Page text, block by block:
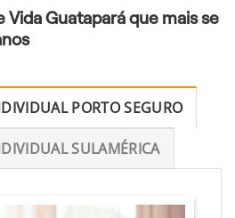
Vida Guatapará que mais se
PORTO SEGURO
SULAMÉRICA